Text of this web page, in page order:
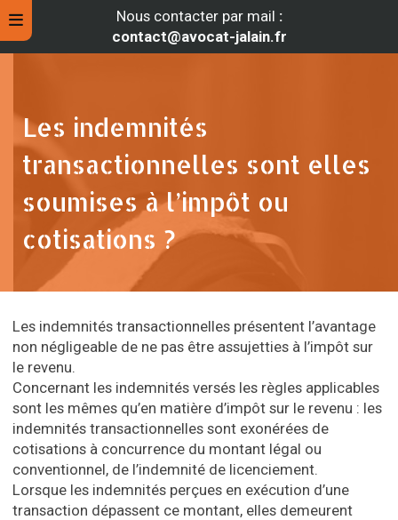
Nous contacter par mail :
contact@avocat-jalain.fr
Les indemnités
transactionnelles sont elles
soumises à l’impôt ou
cotisations ?
Les indemnités transactionnelles présentent l’avantage
non négligeable de ne pas être assujetties à l’impôt sur
le revenu.
Concernant les indemnités versés les règles applicables
sont les mêmes qu’en matière d’impôt sur le revenu : les
indemnités transactionnelles sont exonérées de
cotisations à concurrence du montant légal ou
conventionnel, de l’indemnité de licenciement.
Lorsque les indemnités perçues en exécution d’une
transaction dépassent ce montant, elles demeurent